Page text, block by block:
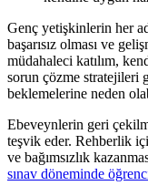
Genç yetişkinlerin her
başarısız olması ve
müdahaleci katılım,
sorun çözme stratejileri
beklemelerine neden
Ebeveynlerin geri
teşvik eder. Rehberlik
ve bağımsızlık
sınav döneminde